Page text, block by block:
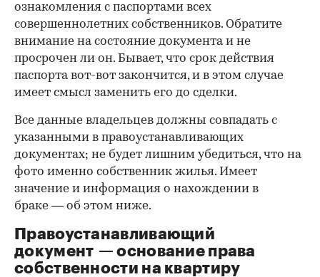
ознакомления с паспортами всех
совершеннолетних собственников. Обратите
внимание на состояние документа и не
просрочен ли он. Бывает, что срок действия
паспорта вот-вот закончится, и в этом случае
имеет смысл заменить его до сделки.
00:00 / 00:00
Все данные владельцев должны совпадать с
указанными в правоустанавливающих
документах; не будет лишним убедиться, что на
фото именно собственник жилья. Имеет
значение и информация о нахождении в
браке — об этом ниже.
Правоустанавливающий
документ — основание права
собственности на квартиру